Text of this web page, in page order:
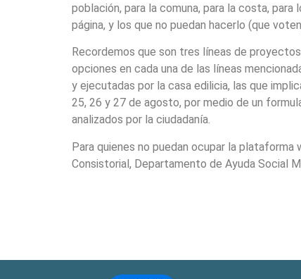
población, para la comuna, para la costa,
página, y los que no puedan hacerlo (que
Recordemos que son tres líneas de
opciones en cada una de las líneas
y ejecutadas por la casa edilicia, las que
25, 26 y 27 de agosto, por medio de un
analizados por la ciudadanía.
Para quienes no puedan ocupar la
Consistorial, Departamento de Ayuda Social